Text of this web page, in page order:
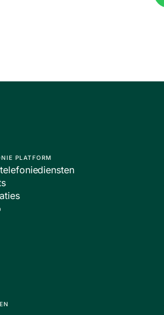
PLATFORM